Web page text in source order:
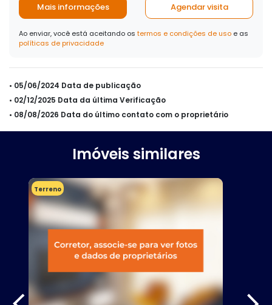
Mais informações Agendar visita
Ao enviar, você está aceitando os termos e condições de uso e as
políticas de privacidade
• 05/06/2024 Data de publicação
• 02/12/2025 Data da última Verificação
• 08/08/2026 Data do último contato com o proprietário
Imóveis similares
Terreno